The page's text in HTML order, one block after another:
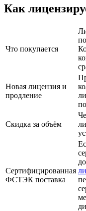
Как
Что покупается
Новая лицензия и
продление
Скидка за объём
Сертифицированная
ФСТЭК поставка